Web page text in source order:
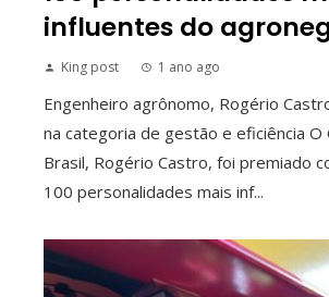
influentes do
King post 1 ano ago
Engenheiro agrônomo, Rogério
na categoria de gestão e eficiência O
Brasil, Rogério Castro, foi premiado
100 personalidades mais inf...